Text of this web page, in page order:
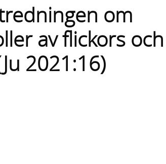
om
av flickors och
2021:16)